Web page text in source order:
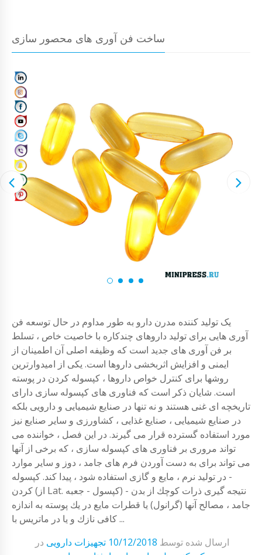
ساخت فن آوری های محصور سازی
یک تولید کننده مدرن دارو به طور مداوم در حال توسعه فن
آوری هایی برای تولید داروهای چندکاره با خاصیت خاص ، تسلط
بر فن آوری های جدید است که وظیفه اصلی آن اطمینان از
ایمنی و افزایش اثربخشی داروها است. یكی از امیدوارترین
روشها برای كنترل خواص داروها ، كپسوله كردن در پوسته
است. شایان ذکر است که فناوری های کپسوله سازی دارای
تاریخچه ای غنی هستند و نه تنها در صنایع شیمیایی و دارویی بلکه
در صنایع شیمیایی ، صنایع غذایی ، کشاورزی و سایر صنایع نیز
مورد استفاده گسترده قرار می گیرند. در این فصل ، خواننده می
تواند مروری بر فناوری های کپسوله سازی ، که برخی از آنها
می تواند برای به دست آوردن فرم های جامد ، دوز و سایر موارد
- در تولید نرم ، مایع و گازی استفاده شود ، پیدا کند. كپسوله
كردن (از Lat. كپسول - جعبه) - نتیجه گیری ذرات كوچك از بدن
جامد ، مصالح آنها (گرانول) یا قطرات مایع در یك پوسته به اندازه
كافی نازك و یا در ماتریس با ...
ارسال شده توسط 10/12/2018 تجهیزات دارویی در